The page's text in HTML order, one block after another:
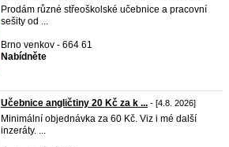
Prodám různé střeoškolské učebnice a pracovní
sešity od ...
Brno venkov - 664 61
Nabídněte
Učebnice angličtiny 20 Kč za k ... - [4.8. 2026]
Minimální objednávka za 60 Kč. Viz i mé další
inzeráty. ...